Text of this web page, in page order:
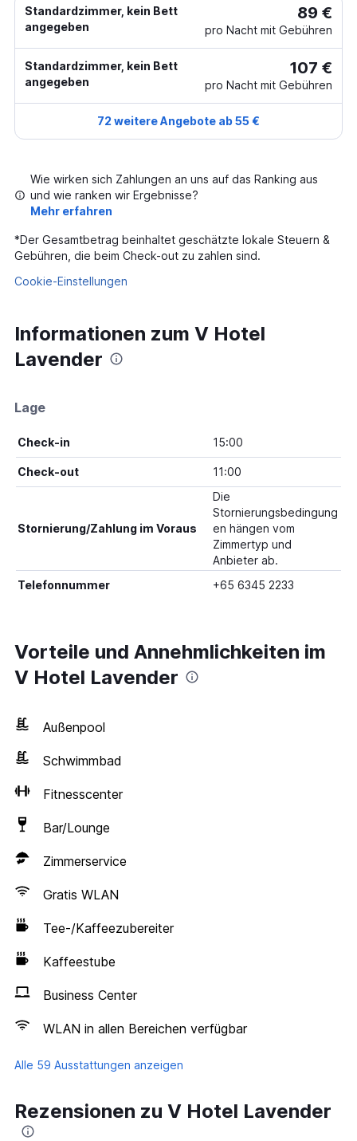
Standardzimmer, kein Bett
angegeben
89 €
pro Nacht mit Gebühren
Standardzimmer, kein Bett
angegeben
107 €
pro Nacht mit Gebühren
72 weitere Angebote ab 55 €
Wie wirken sich Zahlungen an uns auf das Ranking aus
und wie ranken wir Ergebnisse?
Mehr erfahren
*Der Gesamtbetrag beinhaltet geschätzte lokale Steuern &
Gebühren, die beim Check-out zu zahlen sind.
Cookie-Einstellungen
Informationen zum V Hotel
Lavender
Lage
Check-in 15:00
Check-out 11:00
Stornierung/Zahlung im Voraus
Die
Stornierungsbedingung
en hängen vom
Zimmertyp und
Anbieter ab.
Telefonnummer
+65 6345 2233
Vorteile und Annehmlichkeiten im
V Hotel Lavender
Außenpool
Schwimmbad
Fitnesscenter
Bar/Lounge
Zimmerservice
Gratis WLAN
Tee-/Kaffeezubereiter
Kaffeestube
Business Center
WLAN in allen Bereichen verfügbar
Alle 59 Ausstattungen anzeigen
Rezensionen zu V Hotel Lavender